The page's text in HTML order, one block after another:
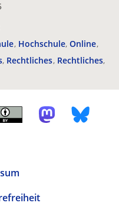
Hochschule Online
Rechtliches Rechtliches